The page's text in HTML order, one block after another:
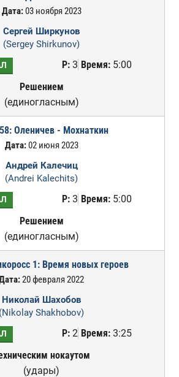
Дата:03 ноября 2023
Сергей Ширкунов
(Sergey Shirkunov)
Р:3 Время:5:00
Решением
(единогласным)
Оленичев - Мохнаткин
Дата:02 июня 2023
Андрей Калечиц
(Andrei Kalechits)
Р:3 Время:5:00
Решением
(единогласным)
1: Время новых героев
20 февраля 2022
Николай Шахобов
(Nikolay Shakhobov)
Р:2 Время:3:25
нокаутом
(удары)